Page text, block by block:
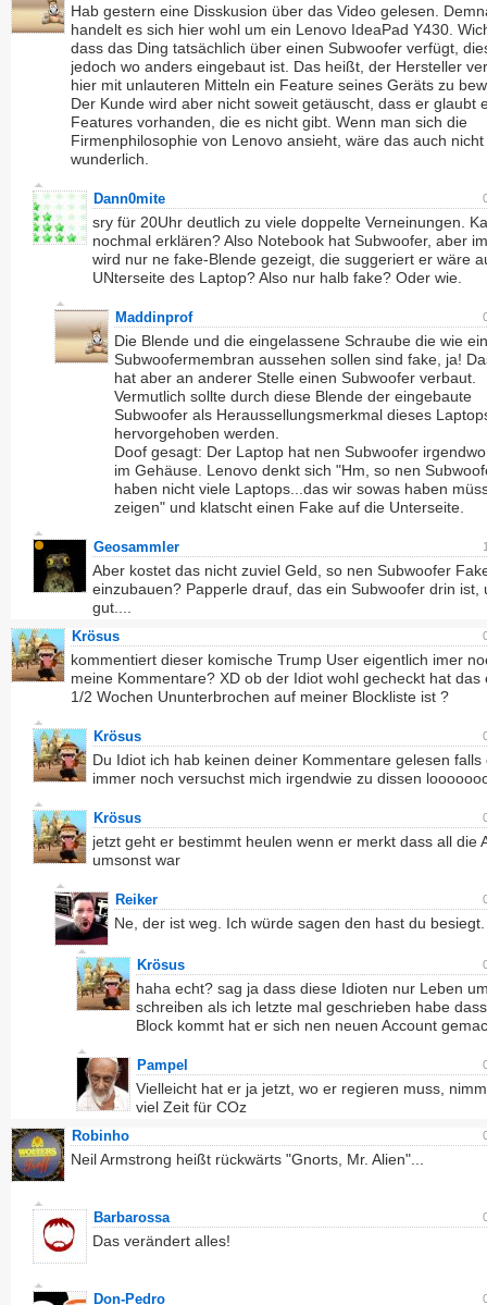
Hab gestern eine Disskusion über das Video gelesen.
handelt es sich hier wohl um ein Lenovo IdeaPad Y430.
dass das Ding tatsächlich über einen Subwoofer verfügt,
jedoch wo anders eingebaut ist. Das heißt, der Hersteller
hier mit unlauteren Mitteln ein Feature seines Geräts zu
Der Kunde wird aber nicht soweit getäuscht, dass er glaubt
Features vorhanden, die es nicht gibt. Wenn man sich die
Firmenphilosophie von Lenovo ansieht, wäre das auch nicht
wunderlich.
Dann0mite
sry für 20Uhr deutlich zu viele doppelte Verneinungen.
nochmal erklären? Also Notebook hat Subwoofer, aber
wird nur ne fake-Blende gezeigt, die suggeriert er wäre
UNterseite des Laptop? Also nur halb fake? Oder wie.
Maddinprof
Die Blende und die eingelassene Schraube die wie
Subwoofermembran aussehen sollen sind fake, ja!
hat aber an anderer Stelle einen Subwoofer verbaut.
Vermutlich sollte durch diese Blende der eingebaute
Subwoofer als Heraussellungsmerkmal dieses
hervorgehoben werden.
Doof gesagt: Der Laptop hat nen Subwoofer
im Gehäuse. Lenovo denkt sich "Hm, so nen
haben nicht viele Laptops...das wir sowas haben
zeigen" und klatscht einen Fake auf die Unterseite.
Geosammler
Aber kostet das nicht zuviel Geld, so nen Subwoofer
einzubauen? Papperle drauf, das ein Subwoofer drin ist,
gut....
Krösus
kommentiert dieser komische Trump User eigentlich imer
meine Kommentare? XD ob der Idiot wohl gecheckt hat das
1/2 Wochen Ununterbrochen auf meiner Blockliste ist ?
Krösus
Du Idiot ich hab keinen deiner Kommentare gelesen falls
immer noch versuchst mich irgendwie zu dissen
Krösus
jetzt geht er bestimmt heulen wenn er merkt dass all die
umsonst war
Reiker
Ne, der ist weg. Ich würde sagen den hast du besiegt.
Krösus
haha echt? sag ja dass diese Idioten nur Leben
schreiben als ich letzte mal geschrieben habe
Block kommt hat er sich nen neuen Account
Pampel
Vielleicht hat er ja jetzt, wo er regieren muss,
viel Zeit für COz
Robinho
Neil Armstrong heißt rückwärts "Gnorts, Mr. Alien"...
Barbarossa
Das verändert alles!
Don-Pedro